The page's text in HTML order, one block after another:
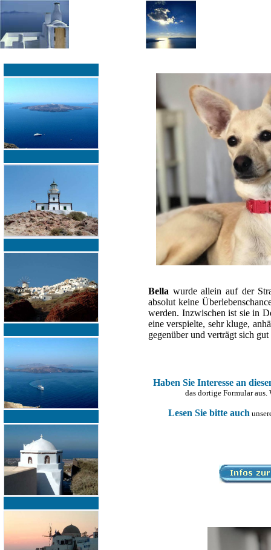
Bella wurde allein auf der
absolut keine
werden. Inzwischen ist sie in
eine verspielte, sehr kluge,
gegenüber und verträgt sich
Haben Sie Interesse an
das dortige Formular
Lesen Sie bitte auch